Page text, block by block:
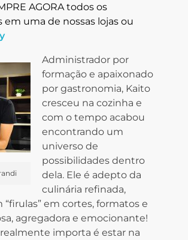
AGORA todos os
uma de nossas lojas ou
Administrador por
formação e apaixonado
por gastronomia, Kaito
cresceu na cozinha e
com o tempo acabou
encontrando um
universo de
possibilidades dentro
dela. Ele é adepto da
culinária refinada,
“firulas” em cortes, formatos e
agregadora e emocionante!
importa é estar na